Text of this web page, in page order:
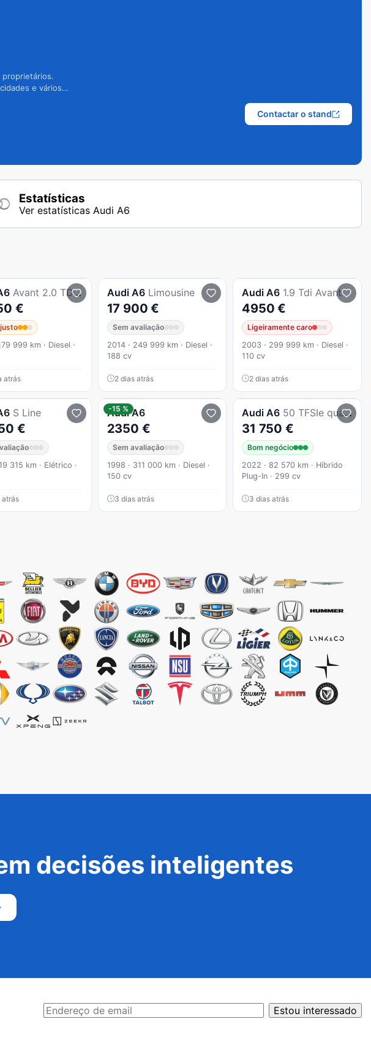
proprietários.
e vários
Contactar o stand
Estatísticas
Ver estatísticas Audi A6
Avant 2.0 TDi S-line
€
999 km · Diesel ·
atrás
Audi A6 Limousine
17 900 €
Sem avaliação
2014 · 249 999 km · Diesel ·
188 cv
2 dias atrás
Audi A6 1.9 Tdi Avant
4950 €
Ligeiramente caro
2003 · 299 999 km · Diesel ·
110 cv
2 dias atrás
S Line
€
315 km · Elétrico ·
atrás
-15 %
Audi A6
2350 €
Sem avaliação
1998 · 311 000 km · Diesel ·
150 cv
3 dias atrás
Audi A6 50 TFSIe quattro S tronic
31 750 €
Bom negócio
2022 · 82 570 km · Híbrido
Plug-In · 299 cv
3 dias atrás
decisões inteligentes
Estou interessado